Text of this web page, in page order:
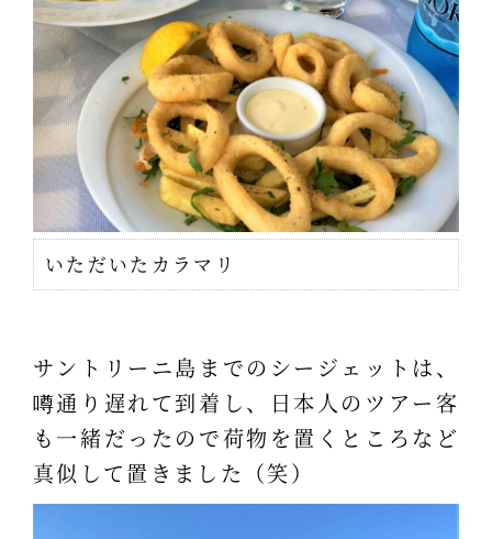
いただいたカラマリ
サントリーニ島までのシージェットは、
噂通り遅れて到着し、日本人のツアー客
も一緒だったので荷物を置くところなど
真似して置きました（笑）